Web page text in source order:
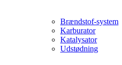
Brændstof-system
Karburator
Katalysator
Udstødning